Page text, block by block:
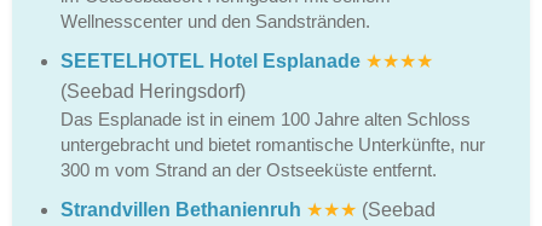
Wellnesscenter und den Sandstränden.
SEETELHOTEL Hotel Esplanade ★★★★
(Seebad Heringsdorf)
Das Esplanade ist in einem 100 Jahre alten Schloss
untergebracht und bietet romantische Unterkünfte, nur
300 m vom Strand an der Ostseeküste entfernt.
Strandvillen Bethanienruh ★★★ (Seebad